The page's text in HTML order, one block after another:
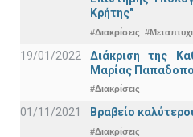
Κρήτης"
#Διακρίσεις
19/01/2022
Διάκριση της
Μαρίας
#Διακρίσεις
01/11/2021 Bραβείο
#Διακρίσεις